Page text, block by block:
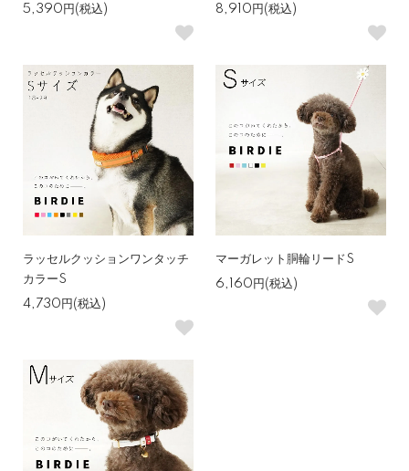
5,390円(税込)
8,910円(税込)
ラッセルクッションワンタッチ
カラーS
4,730円(税込)
マーガレット胴輪リードS
6,160円(税込)